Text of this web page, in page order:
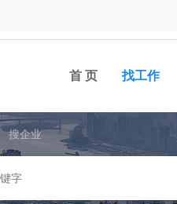
首 页 找工作
搜企业